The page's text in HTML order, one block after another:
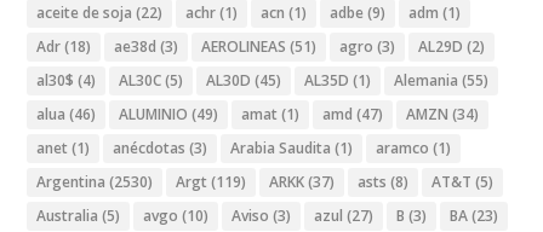
aceite de soja (22) achr(1) acn (1) adbe (9) adm (1)
Adr(18) ae38d (3) AEROLINEAS (51) agro (3) AL29D (2)
al30$ (4) AL30C(5) AL30D (45) AL35D (1) Alemania (55)
alua (46) ALUMINIO (49) amat (1) amd (47) AMZN (34)
anet (1) anécdotas (3) Arabia Saudita (1) aramco (1)
Argentina (2530) Argt (119) ARKK(37) asts (8) AT&T (5)
Australia (5) avgo (10) Aviso (3) azul (27) B (3) BA(23)